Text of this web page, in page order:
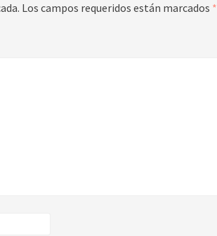
Los campos requeridos están marcados *